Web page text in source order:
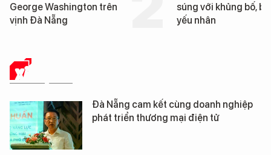
súng với khủng bố, bảo vệ
yếu nhân
tống tàu sân bay USS
George Washington
XÃ HỘI SỐ
Đà Nẵng cam kết cùng doanh nghiệp
phát triển thương mại điện tử